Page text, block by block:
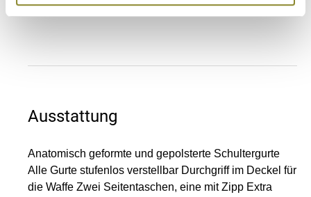
Teilen auf
Ausstattung
Anatomisch geformte und gepolsterte Schultergurte
Alle Gurte stufenlos verstellbar Durchgriff im Deckel für
die Waffe Zwei Seitentaschen, eine mit Zipp Extra